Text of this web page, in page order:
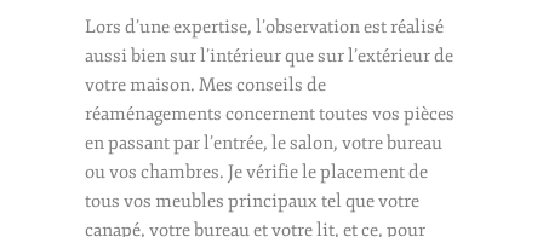
Lors d’une expertise, l’observation est réalisé
aussi bien sur l’intérieur que sur l’extérieur de
votre maison. Mes conseils de
réaménagements concernent toutes vos pièces
en passant par l’entrée, le salon, votre bureau
ou vos chambres. Je vérifie le placement de
tous vos meubles principaux tel que votre
canapé, votre bureau et votre lit, et ce, pour